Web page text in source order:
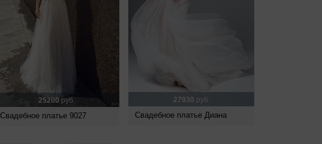
25200 руб.
Свадебное платье 9027
27930 руб.
Свадебное платье Диана